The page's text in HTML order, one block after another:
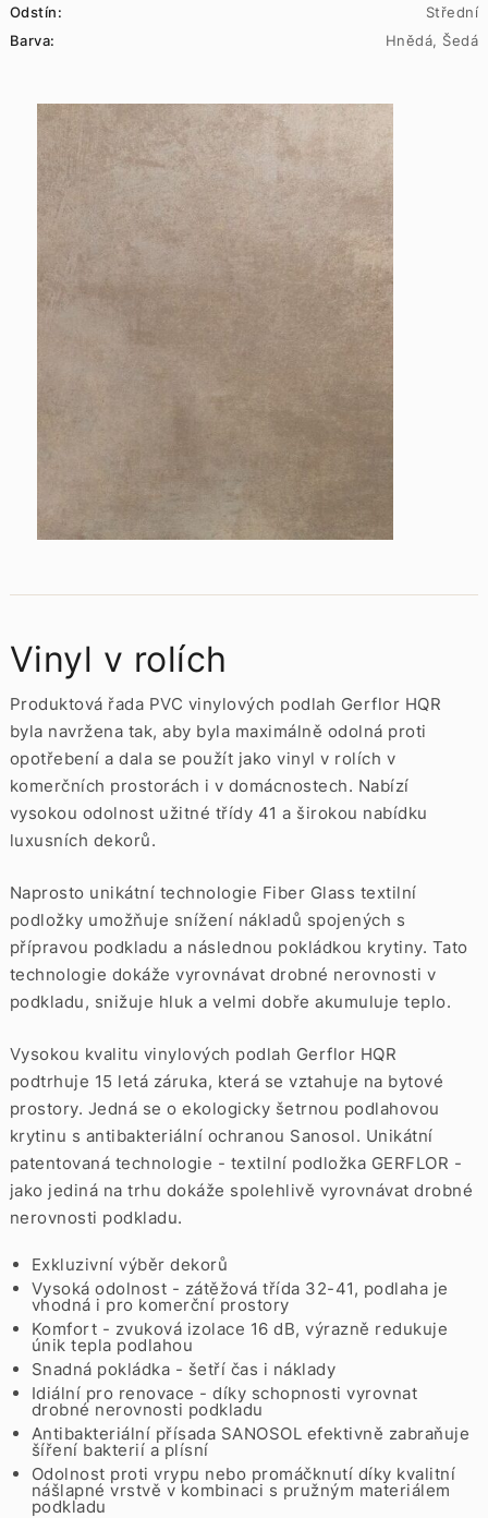
Odstín:
Střední
Barva:
Hnědá, Šedá
Vinyl v rolích
Produktová řada PVC vinylových podlah Gerflor HQR
byla navržena tak, aby byla maximálně odolná proti
opotřebení a dala se použít jako vinyl v rolích v
komerčních prostorách i v domácnostech. Nabízí
vysokou odolnost užitné třídy 41 a širokou nabídku
luxusních dekorů.
Naprosto unikátní technologie Fiber Glass textilní
podložky umožňuje snížení nákladů spojených s
přípravou podkladu a následnou pokládkou krytiny. Tato
technologie dokáže vyrovnávat drobné nerovnosti v
podkladu, snižuje hluk a velmi dobře akumuluje teplo.
Vysokou kvalitu vinylových podlah Gerflor HQR
podtrhuje 15 letá záruka, která se vztahuje na bytové
prostory. Jedná se o ekologicky šetrnou podlahovou
krytinu s antibakteriální ochranou Sanosol. Unikátní
patentovaná technologie - textilní podložka GERFLOR -
jako jediná na trhu dokáže spolehlivě vyrovnávat drobné
nerovnosti podkladu.
Exkluzivní výběr dekorů
Vysoká odolnost - zátěžová třída 32-41, podlaha je
vhodná i pro komerční prostory
Komfort - zvuková izolace 16 dB, výrazně redukuje
únik tepla podlahou
Snadná pokládka - šetří čas i náklady
Idiální pro renovace - díky schopnosti vyrovnat
drobné nerovnosti podkladu
Antibakteriální přísada SANOSOL efektivně zabraňuje
šíření bakterií a plísní
Odolnost proti vrypu nebo promáčknutí díky kvalitní
nášlapné vrstvě v kombinaci s pružným materiálem
podkladu